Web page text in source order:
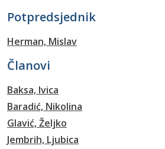
Potpredsjednik
Herman, Mislav
Članovi
Baksa, Ivica
Baradić, Nikolina
Glavić, Željko
Jembrih, Ljubica